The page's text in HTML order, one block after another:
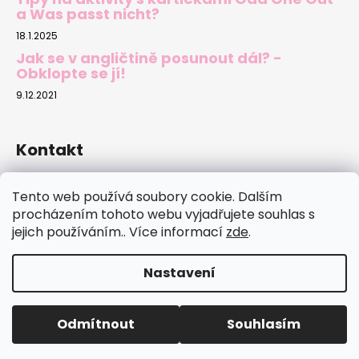
Tento web používá soubory cookie. Dalším
procházením tohoto webu vyjadřujete souhlas s
jejich používáním.. Více informací zde.
Nastavení
Odmítnout Souhlasím
a Was passt nicht?
18.1.2025
Jak se v angličtině posunout dál? -
Obklopte se jí!
9.12.2021
Kontakt
737702500
Copyright 2026jazykovekarty.cz. Všechna práva
vyhrazena.
Upravit nastavení cookies